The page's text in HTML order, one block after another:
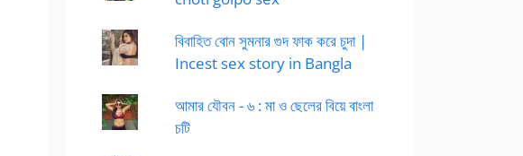
বিবাহিত বোন সুমনার গুদ ফাক করে চুদা |
Incest sex story in Bangla
আমার যৌবন - ৬ : মা ও ছেলের বিয়ে বাংলা
চটি